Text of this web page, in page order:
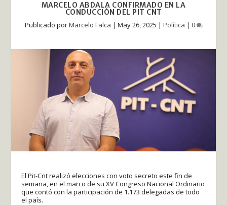
MARCELO ABDALA CONFIRMADO EN LA
CONDUCCIÓN DEL PIT CNT
Publicado porMarcelo Falca | May 26, 2025 | Política | 0
El Pit-Cnt realizó elecciones con voto secreto este fin de
semana, en el marco de su XV Congreso Nacional Ordinario
que contó con la participación de 1.173 delegadas de todo
el país.